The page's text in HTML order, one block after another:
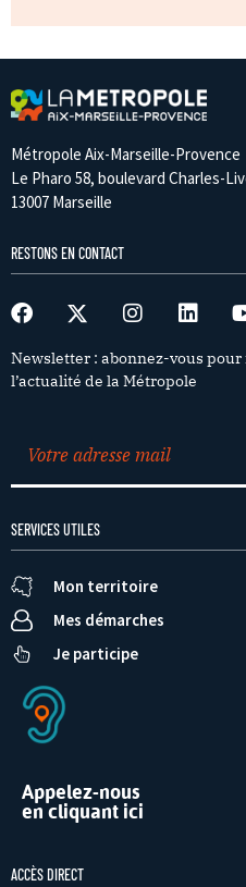
Métropole Aix-Marseille-Provence
Le Pharo 58, boulevard Charles-
13007 Marseille
RESTONS EN CONTACT
Newsletter : abonnez-vous
l’actualité de la Métropole
SERVICES UTILES
Mon territoire
Mes démarches
Je participe
Appelez-nous
en cliquant ici
ACCÈS DIRECT